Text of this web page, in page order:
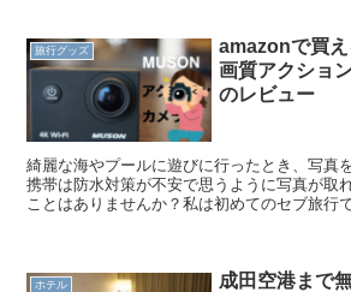
旅行グッズ
amazonで買
画質アクショ
のレビュー
綺麗な海やプールに遊びに行ったとき、写真
携帯は防水対策が不安で思うように写真が取
ことはありませんか？私は初めてのセブ旅行
（2島を巡るツアー）に参加するの予定があ
ホテル
成田空港まで